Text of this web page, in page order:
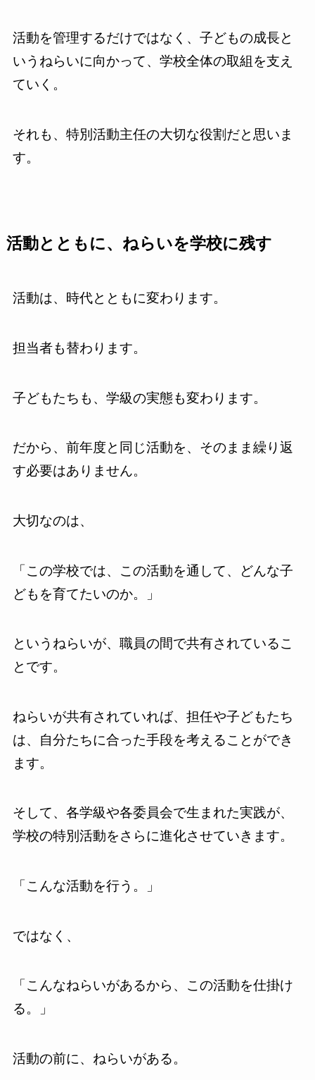
活動を管理するだけではなく、子どもの成長と
いうねらいに向かって、学校全体の取組を支え
ていく。
それも、特別活動主任の大切な役割だと思いま
す。
活動とともに、ねらいを学校に残す
活動は、時代とともに変わります。
担当者も替わります。
子どもたちも、学級の実態も変わります。
だから、前年度と同じ活動を、そのまま繰り返
す必要はありません。
大切なのは、
「この学校では、この活動を通して、どんな子
どもを育てたいのか。」
というねらいが、職員の間で共有されているこ
とです。
ねらいが共有されていれば、担任や子どもたち
は、自分たちに合った手段を考えることができ
ます。
そして、各学級や各委員会で生まれた実践が、
学校の特別活動をさらに進化させていきます。
「こんな活動を行う。」
ではなく、
「こんなねらいがあるから、この活動を仕掛け
る。」
活動の前に、ねらいがある。